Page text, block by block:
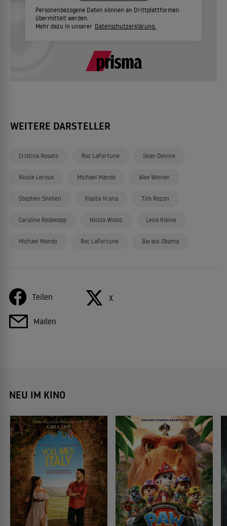
Personenbezogene Daten können an Drittplattformen
übermittelt werden.
Mehr dazu in unserer Datenschutzerklärung.
WEITERE DARSTELLER
Cristina Rosato Roc LaFortune Sean Devine
Nicole Leroux Michael Mando Alex Weiner
Stephen Shellen Vlasta Vrana Tim Rozon
Caroline Redekopp Nicola Woloz Lena Kleine
Michael Mando Roc LaFortune Barack Obama
Teilen X
Mailen
NEU IM KINO